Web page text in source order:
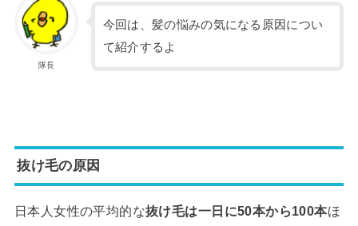
隊長
今回は、髪の悩みの気になる原因につい
て紹介するよ
抜け毛の原因
日本人女性の平均的な抜け毛は一日に50本から100本ほ